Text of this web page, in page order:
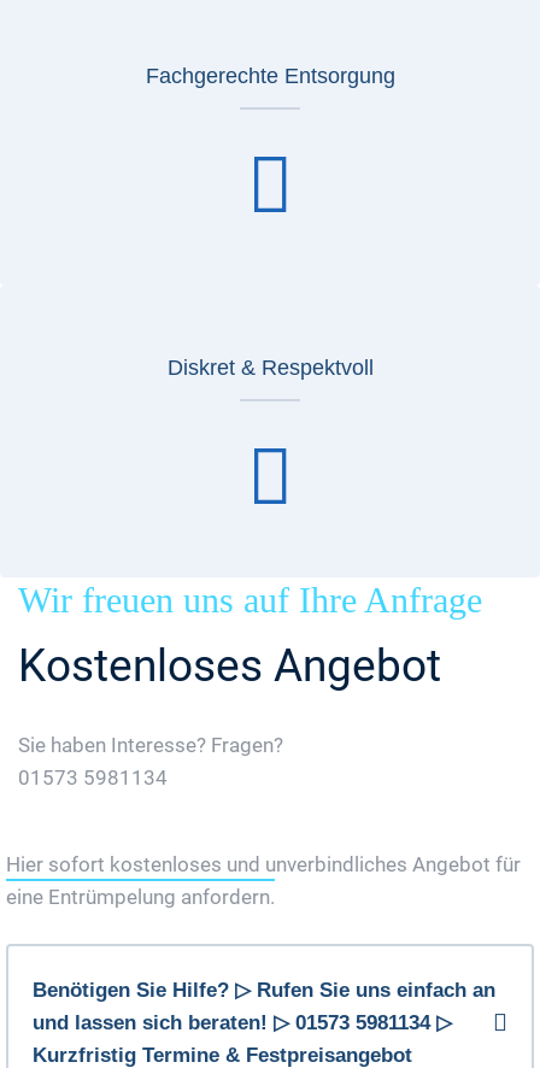
Fachgerechte Entsorgung
Diskret & Respektvoll
Wir freuen uns auf Ihre Anfrage
Kostenloses Angebot
Sie haben Interesse? Fragen?
01573 5981134
Hier sofort kostenloses und unverbindliches Angebot für
eine Entrümpelung anfordern.
Benötigen Sie Hilfe? ▷ Rufen Sie uns einfach an
und lassen sich beraten! ▷ 01573 5981134 ▷
Kurzfristig Termine & Festpreisangebot